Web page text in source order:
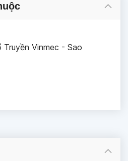
Truyền Vinmec - Sao